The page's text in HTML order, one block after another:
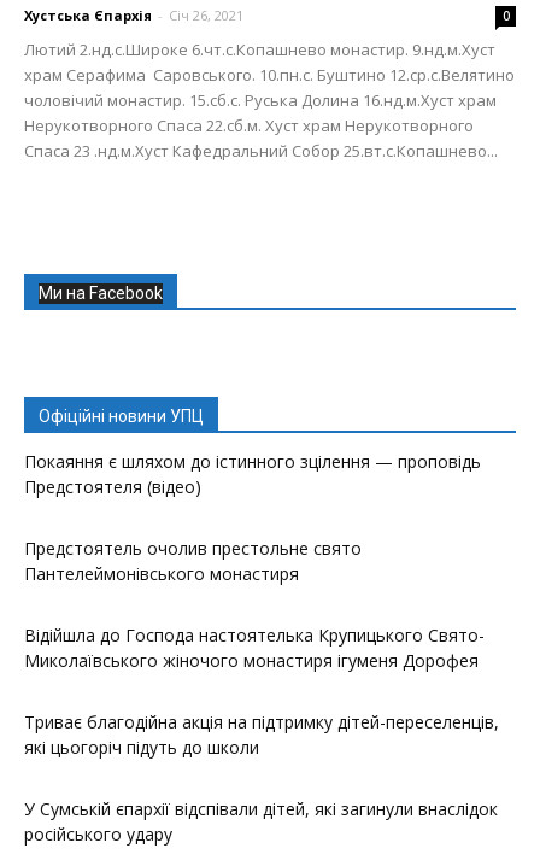
Хустська Єпархія - Січ 26, 2021 0
Лютий 2.нд.с.Широке 6.чт.с.Копашнево монастир. 9.нд.м.Хуст
храм Серафима Саровського. 10.пн.с. Буштино 12.ср.с.Велятино
чоловічий монастир. 15.сб.с. Руська Долина 16.нд.м.Хуст храм
Нерукотворного Спаса 22.сб.м. Хуст храм Нерукотворного
Спаса 23 .нд.м.Хуст Кафедральний Собор 25.вт.с.Копашнево...
Ми на Facebook
Офіційні новини УПЦ
Покаяння є шляхом до істинного зцілення — проповідь
Предстоятеля (відео)
Предстоятель очолив престольне свято
Пантелеймонівського монастиря
Відійшла до Господа настоятелька Крупицького Свято-
Миколаївського жіночого монастиря ігуменя Дорофея
Триває благодійна акція на підтримку дітей-переселенців,
які цьогоріч підуть до школи
У Сумській єпархії відспівали дітей, які загинули внаслідок
російського удару